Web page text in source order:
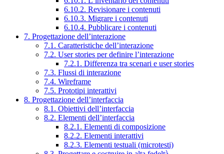
6.10.2. Revisionare i contenuti
6.10.3. Migrare i contenuti
6.10.4. Pubblicare i contenuti
7. Progettazione dell’interazione
7.1. Caratteristiche dell’interazione
7.2. User stories per definire l’interazione
7.2.1. Differenza tra scenari e user stories
7.3. Flussi di interazione
7.4. Wireframe
7.5. Prototipi interattivi
8. Progettazione dell’interfaccia
8.1. Obiettivi dell’interfaccia
8.2. Elementi dell’interfaccia
8.2.1. Elementi di composizione
8.2.2. Elementi interattivi
8.2.3. Elementi testuali (microtesti)